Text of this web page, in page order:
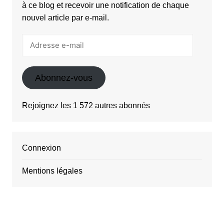
à ce blog et recevoir une notification de chaque
nouvel article par e-mail.
Abonnez-vous
Rejoignez les 1 572 autres abonnés
Connexion
Mentions légales